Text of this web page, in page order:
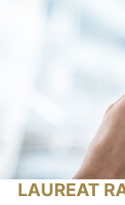
LAUREAT